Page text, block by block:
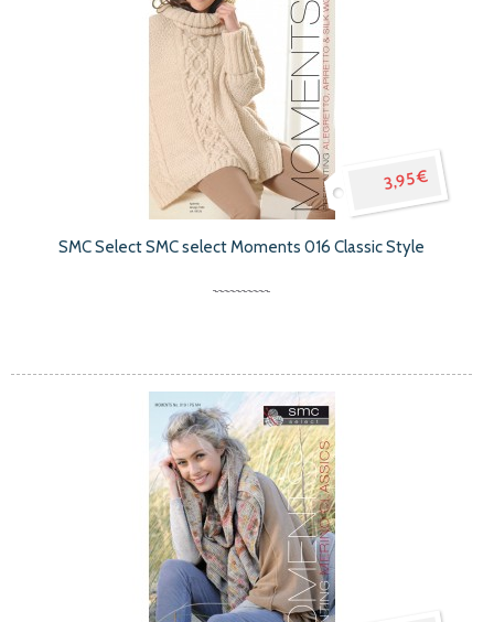
3,95 €
SMC Select SMC select Moments 016 Classic Style